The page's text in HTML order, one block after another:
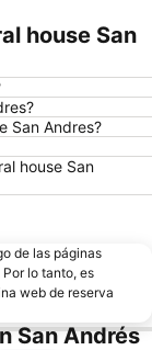
house San
San Andres?
house San
de las páginas
lo tanto, es
web de reserva
San Andrés